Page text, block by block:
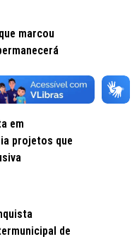
marcou
em
projetos que
de